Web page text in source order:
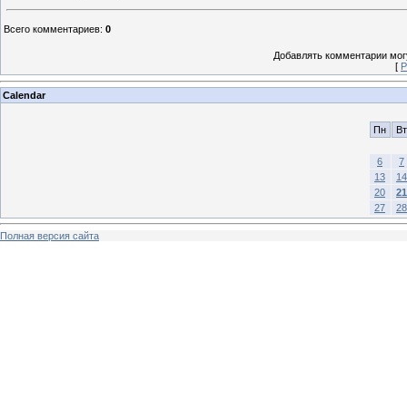
Всего комментариев: 0
Добавлять комментарии
[
Calendar
Пн Вт
6
7
13
14
20
21
27
28
Полная версия сайта